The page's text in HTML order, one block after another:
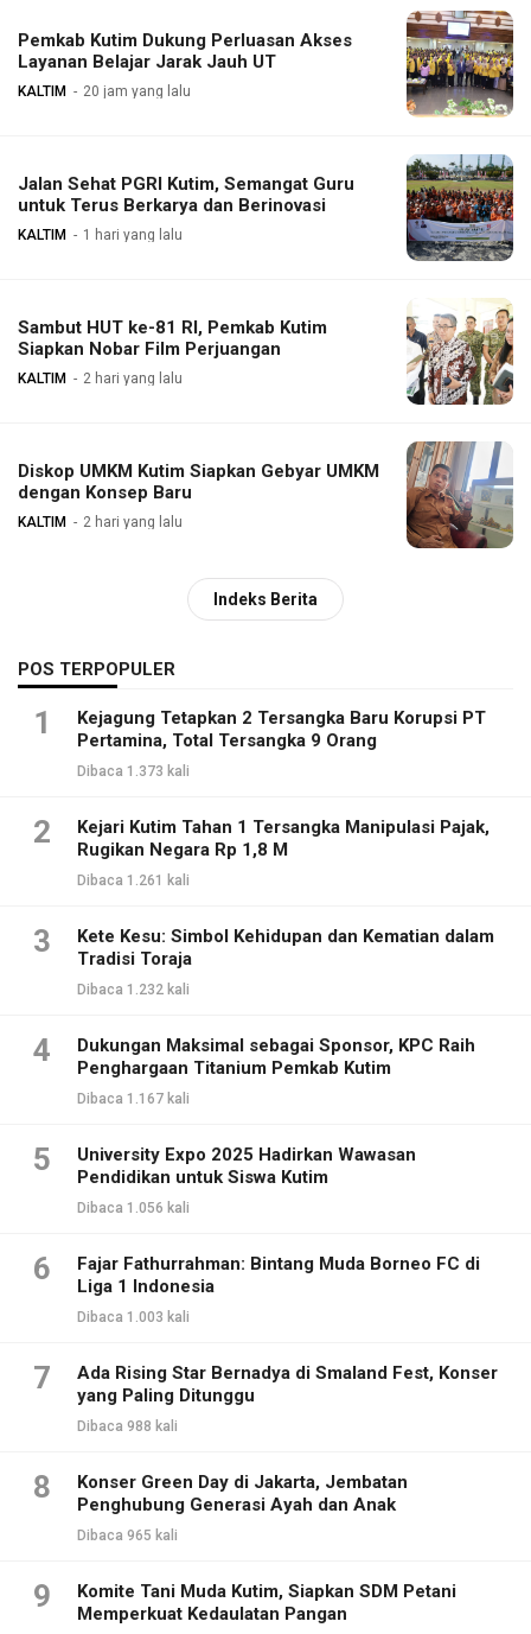
Pemkab Kutim Dukung Perluasan Akses
Layanan Belajar Jarak Jauh UT
KALTIM 20 jam yang lalu
Jalan Sehat PGRI Kutim, Semangat Guru
untuk Terus Berkarya dan Berinovasi
KALTIM 1 hari yang lalu
Sambut HUT ke-81 RI, Pemkab Kutim
Siapkan Nobar Film Perjuangan
KALTIM 2 hari yang lalu
Diskop UMKM Kutim Siapkan Gebyar UMKM
dengan Konsep Baru
KALTIM 2 hari yang lalu
Indeks Berita
POS TERPOPULER
1
Kejagung Tetapkan 2 Tersangka Baru Korupsi PT
Pertamina, Total Tersangka 9 Orang
Dibaca 1.373 kali
2
Kejari Kutim Tahan 1 Tersangka Manipulasi Pajak,
Rugikan Negara Rp 1,8 M
Dibaca 1.261 kali
3
Kete Kesu: Simbol Kehidupan dan Kematian dalam
Tradisi Toraja
Dibaca 1.232 kali
4
Dukungan Maksimal sebagai Sponsor, KPC Raih
Penghargaan Titanium Pemkab Kutim
Dibaca 1.167 kali
5
University Expo 2025 Hadirkan Wawasan
Pendidikan untuk Siswa Kutim
Dibaca 1.056 kali
6
Fajar Fathurrahman: Bintang Muda Borneo FC di
Liga 1 Indonesia
Dibaca 1.003 kali
7
Ada Rising Star Bernadya di Smaland Fest, Konser
yang Paling Ditunggu
Dibaca 988 kali
8
Konser Green Day di Jakarta, Jembatan
Penghubung Generasi Ayah dan Anak
Dibaca 965 kali
9
Komite Tani Muda Kutim, Siapkan SDM Petani
Memperkuat Kedaulatan Pangan